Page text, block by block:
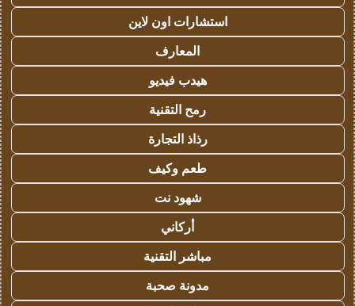
استشارات اون لاين
المعارف
هيدب فيديو
رمح التقنية
رذاذ التجارة
طعم وكيف
شهود نت
أركاني
مباشر التقنية
مدونة صحبة